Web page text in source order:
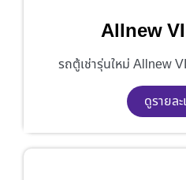
Allnew
รถตู้เช่ารุ่นใหม่ Allnew
ดูรายล